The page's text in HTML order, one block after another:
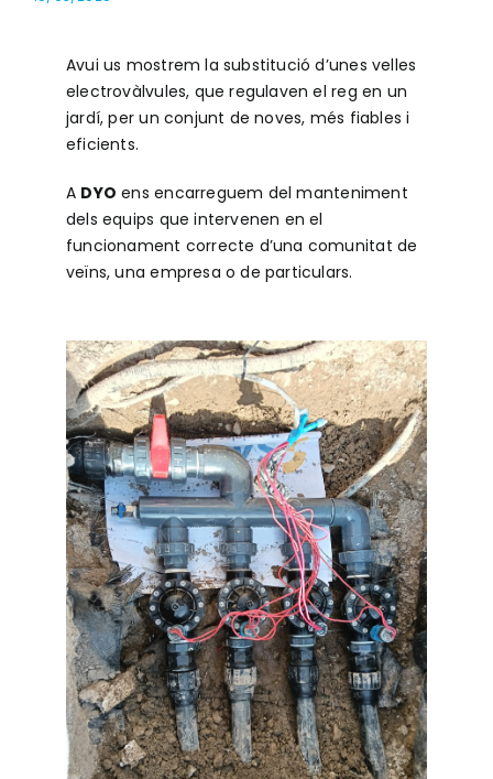
Avui us mostrem la substitució d’unes velles
electrovàlvules, que regulaven el reg en un
jardí, per un conjunt de noves, més fiables i
eficients.
A DYO ens encarreguem del manteniment
dels equips que intervenen en el
funcionament correcte d’una comunitat de
veïns, una empresa o de particulars.